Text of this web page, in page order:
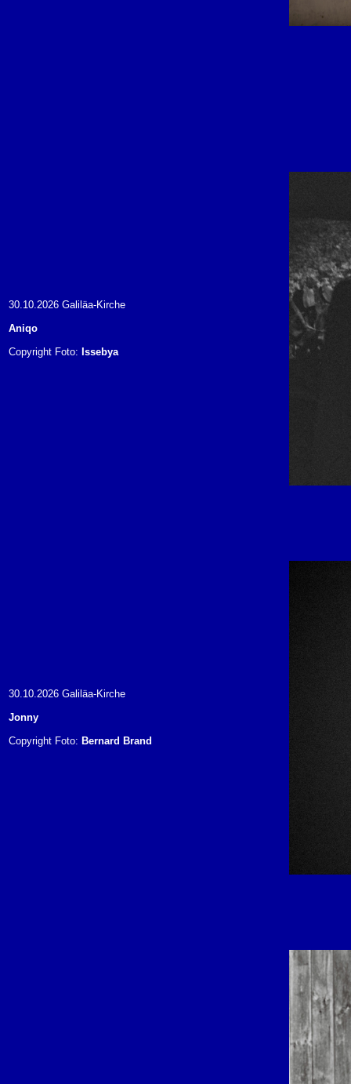
30.10.2026 Galiläa-Kirche
Aniqo
Copyright Foto: Issebya
30.10.2026 Galiläa-Kirche
Jonny
Copyright Foto: Bernard Brand